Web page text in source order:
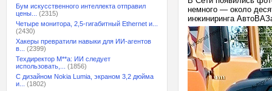
Бум искусственного интеллекта отправил
цены...
(2315)
Четыре монитора, 2,5-гигабитный Ethernet и...
(2430)
Хакеры превратили навыки для ИИ-агентов
в...
(2399)
Техдиректор M**a: ИИ следует
использовать,...
(1856)
С дизайном Nokia Lumia, экраном 3,2 дюйма
и...
(1802)
немного — около
инжиниринга